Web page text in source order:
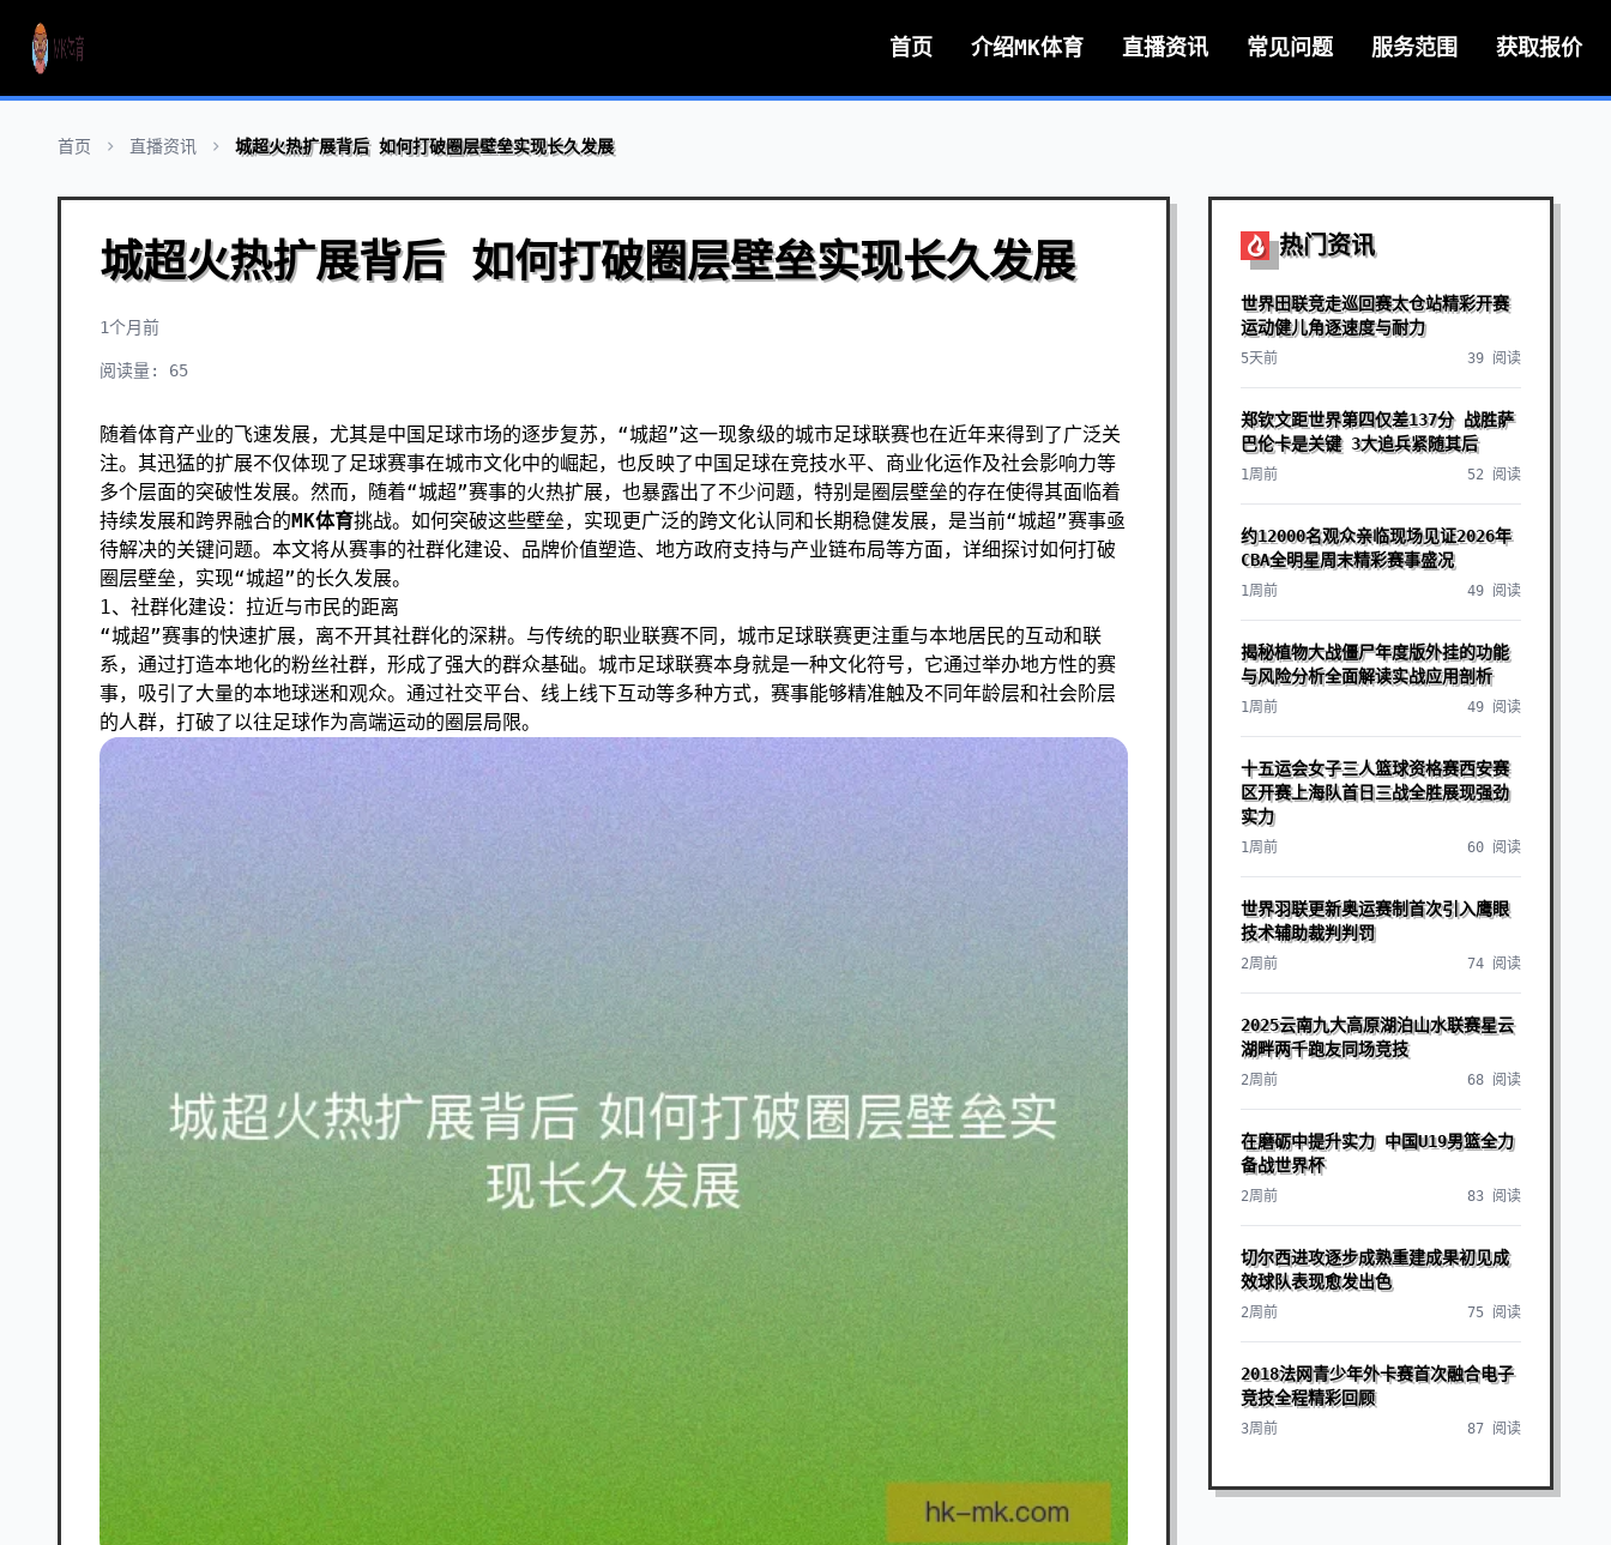
首页 介绍MK体育 直播资讯 常见问题 服务范围 获取报价
首页 直播资讯 城超火热扩展背后 如何打破圈层壁垒实现长久发展
城超火热扩展背后 如何打破圈层壁垒实现长久发展
1个月前
阅读量: 65
随着体育产业的飞速发展，尤其是中国足球市场的逐步复苏，“城超”这一现象级的城市足球联赛也在近年来得到了广泛关
注。其迅猛的扩展不仅体现了足球赛事在城市文化中的崛起，也反映了中国足球在竞技水平、商业化运作及社会影响力等
多个层面的突破性发展。然而，随着“城超”赛事的火热扩展，也暴露出了不少问题，特别是圈层壁垒的存在使得其面临着
持续发展和跨界融合的MK体育挑战。如何突破这些壁垒，实现更广泛的跨文化认同和长期稳健发展，是当前“城超”赛事亟
待解决的关键问题。本文将从赛事的社群化建设、品牌价值塑造、地方政府支持与产业链布局等方面，详细探讨如何打破
圈层壁垒，实现“城超”的长久发展。
1、社群化建设：拉近与市民的距离
“城超”赛事的快速扩展，离不开其社群化的深耕。与传统的职业联赛不同，城市足球联赛更注重与本地居民的互动和联
系，通过打造本地化的粉丝社群，形成了强大的群众基础。城市足球联赛本身就是一种文化符号，它通过举办地方性的赛
事，吸引了大量的本地球迷和观众。通过社交平台、线上线下互动等多种方式，赛事能够精准触及不同年龄层和社会阶层
的人群，打破了以往足球作为高端运动的圈层局限。
热门资讯
世界田联竞走巡回赛太仓站精彩开赛
运动健儿角逐速度与耐力
5天前 39 阅读
郑钦文距世界第四仅差137分 战胜萨
巴伦卡是关键 3大追兵紧随其后
1周前 52 阅读
约12000名观众亲临现场见证2026年
CBA全明星周末精彩赛事盛况
1周前 49 阅读
揭秘植物大战僵尸年度版外挂的功能
与风险分析全面解读实战应用剖析
1周前 49 阅读
十五运会女子三人篮球资格赛西安赛
区开赛上海队首日三战全胜展现强劲
实力
1周前 60 阅读
世界羽联更新奥运赛制首次引入鹰眼
技术辅助裁判判罚
2周前 74 阅读
2025云南九大高原湖泊山水联赛星云
湖畔两千跑友同场竞技
2周前 68 阅读
在磨砺中提升实力 中国U19男篮全力
备战世界杯
2周前 83 阅读
切尔西进攻逐步成熟重建成果初见成
效球队表现愈发出色
2周前 75 阅读
2018法网青少年外卡赛首次融合电子
竞技全程精彩回顾
3周前 87 阅读